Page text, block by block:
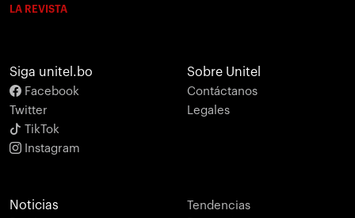
LA REVISTA
Siga unitel.bo
Facebook
Twitter
TikTok
Instagram
Sobre Unitel
Contáctanos
Legales
Noticias
Tendencias